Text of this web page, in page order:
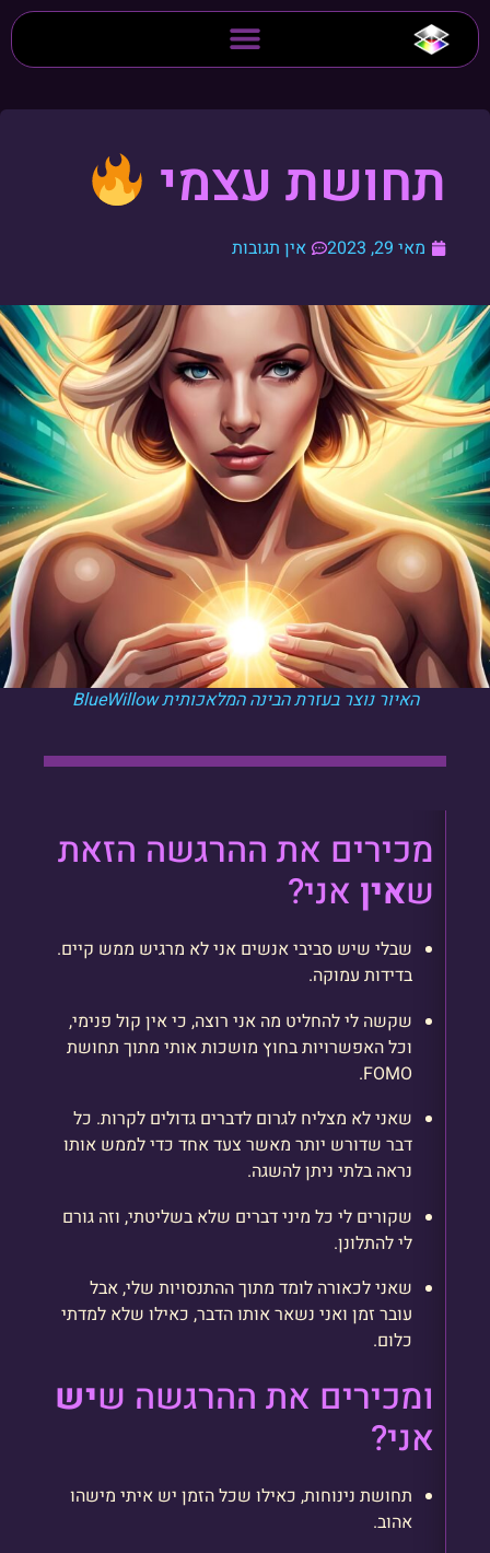
תחושת עצמי
מאי 29, 2023 אין תגובות
האיור נוצר בעזרת הבינה המלאכותית BlueWillow
מכירים את ההרגשה הזאת
שאין אני?
שבלי שיש סביבי אנשים אני לא מרגיש ממש קיים.
בדידות עמוקה.
שקשה לי להחליט מה אני רוצה, כי אין קול פנימי,
וכל האפשרויות בחוץ מושכות אותי מתוך תחושת
FOMO.
שאני לא מצליח לגרום לדברים גדולים לקרות. כל
דבר שדורש יותר מאשר צעד אחד כדי לממש אותו
נראה בלתי ניתן להשגה.
שקורים לי כל מיני דברים שלא בשליטתי, וזה גורם
לי להתלונן.
שאני לכאורה לומד מתוך ההתנסויות שלי, אבל
עובר זמן ואני נשאר אותו הדבר, כאילו שלא למדתי
כלום.
ומכירים את ההרגשה שיש
אני?
תחושת נינוחות, כאילו שכל הזמן יש איתי מישהו
אהוב.